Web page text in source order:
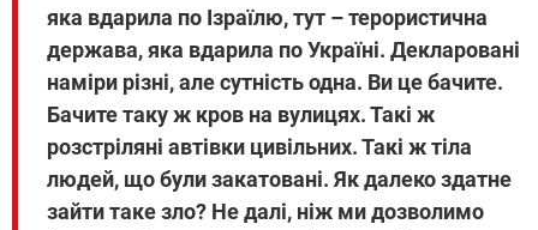
яка вдарила по Ізраїлю, тут – терористична
держава, яка вдарила по Україні. Декларовані
наміри різні, але сутність одна. Ви це бачите.
Бачите таку ж кров на вулицях. Такі ж
розстріляні автівки цивільних. Такі ж тіла
людей, що були закатовані. Як далеко здатне
зайти таке зло? Не далі, ніж ми дозволимо